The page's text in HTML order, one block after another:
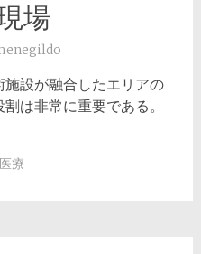
場
設が融合したエリアの
は非常に重要である。
医療